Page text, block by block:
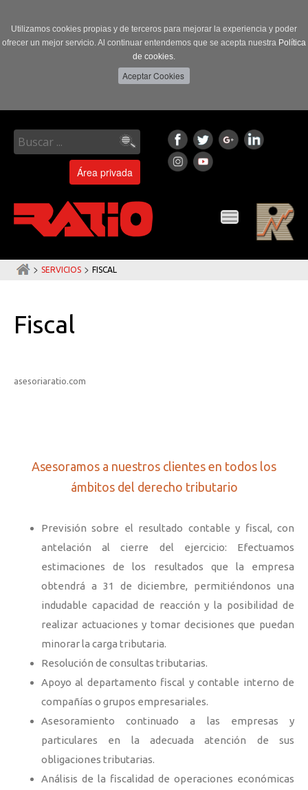
Utilizamos cookies propias y de terceros para mejorar la experiencia y poder
ofrecer un mejor servicio. Al continuar entendemos que se acepta nuestra Política
de cookies.
Área privada
Toggle
navigation
> SERVICIOS > FISCAL
Fiscal
asesoriaratio.com
Asesoramos a nuestros clientes en todos los
ámbitos del derecho tributario
Previsión sobre el resultado contable y fiscal, con
antelación al cierre del ejercicio: Efectuamos
estimaciones de los resultados que la empresa
obtendrá a 31 de diciembre, permitiéndonos una
indudable capacidad de reacción y la posibilidad de
realizar actuaciones y tomar decisiones que puedan
minorar la carga tributaria.
Resolución de consultas tributarias.
Apoyo al departamento fiscal y contable interno de
compañías o grupos empresariales.
Asesoramiento continuado a las empresas y
particulares en la adecuada atención de sus
obligaciones tributarias.
Análisis de la fiscalidad de operaciones económicas